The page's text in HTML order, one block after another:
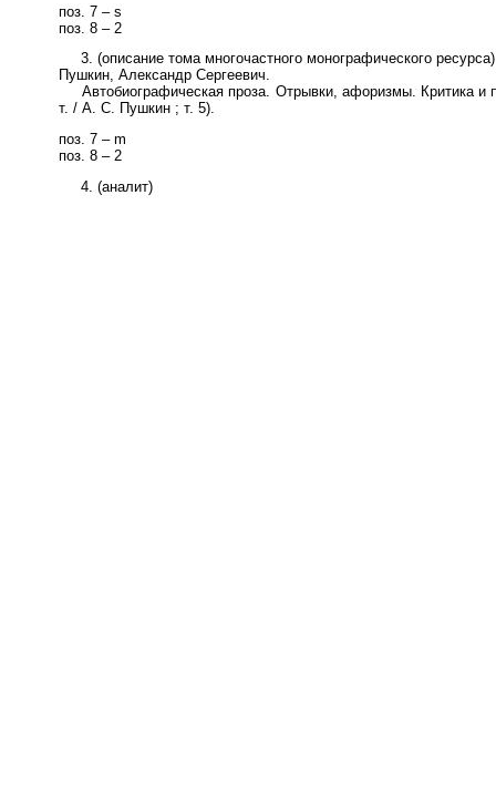
поз. 7 – s
поз. 8 – 2
3. (описание тома многочастного монографического ресурса)
Пушкин, Александр Сергеевич.
Автобиографическая проза. Отрывки, афоризмы. Критика и
т. / А. С. Пушкин ; т. 5).
поз. 7 – m
поз. 8 – 2
4. (аналит)